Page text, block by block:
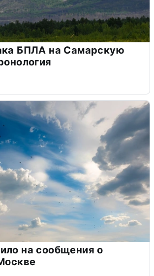
БПЛА на Самарскую
на сообщения о